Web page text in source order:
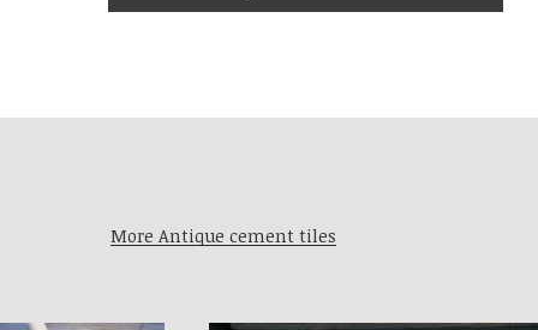
More Antique cement tiles